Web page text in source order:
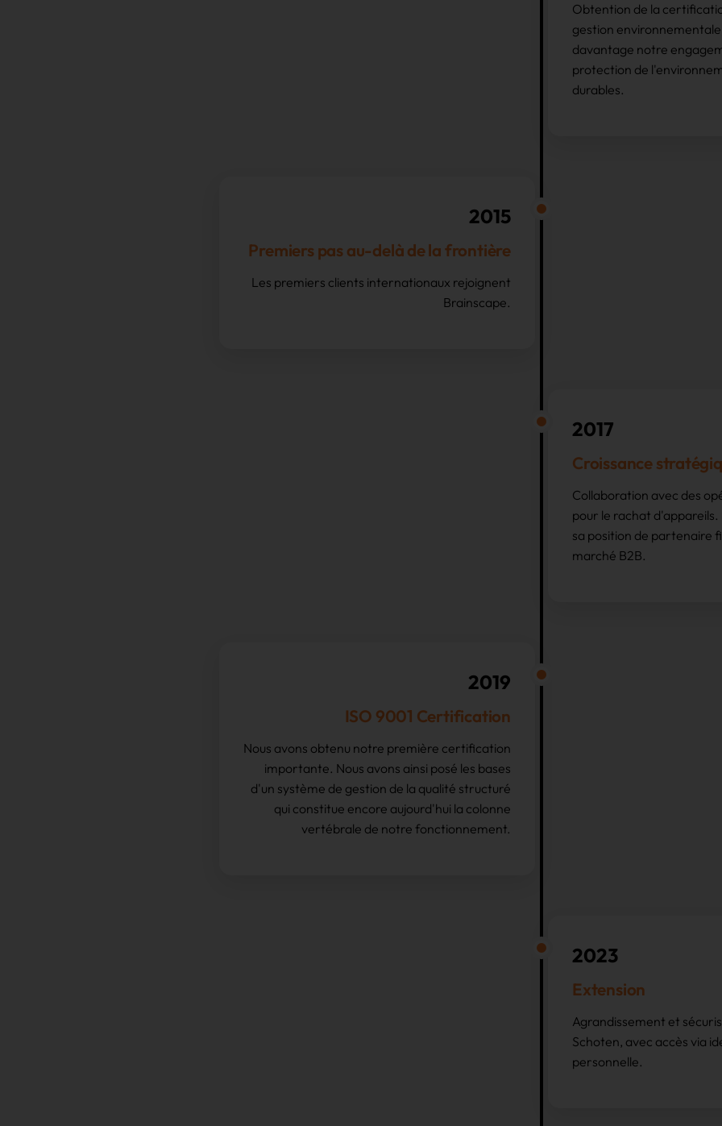
Obtention de la
gestion
davantage notre
protection de
durables.
2015
Premiers pas au-delà de la frontière
Les premiers clients internationaux rejoignent
Brainscape.
2017
Croissance
Collaboration avec des
pour le rachat
sa position de partenaire
marché B2B.
2019
ISO 9001 Certification
Nous avons obtenu notre première certification
importante. Nous avons ainsi posé les bases
d'un système de gestion de la qualité structuré
qui constitue encore aujourd'hui la colonne
vertébrale de notre fonctionnement.
2023
Extension
Agrandissement et
Schoten, avec accès via
personnelle.